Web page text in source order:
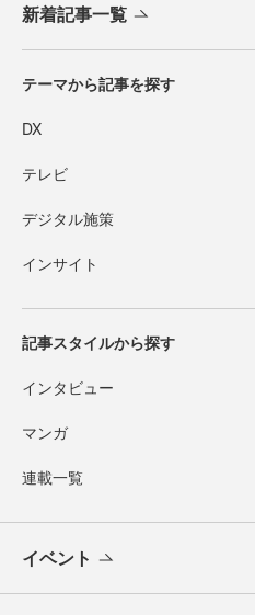
新着記事一覧
テーマから記事を探す
DX
テレビ
デジタル施策
インサイト
記事スタイルから探す
インタビュー
マンガ
連載一覧
イベント